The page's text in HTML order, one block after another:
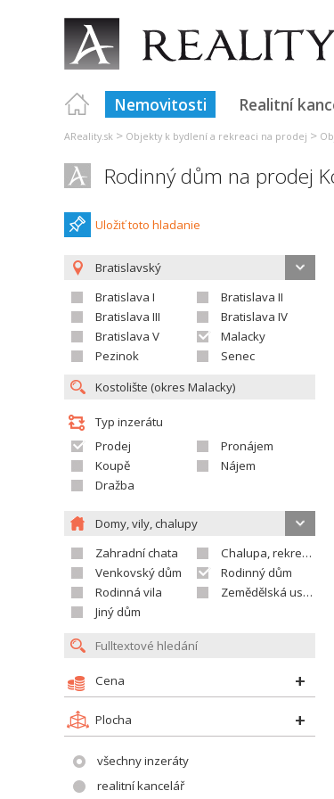
Nemovitosti Realitní
AReality.sk > Objekty k bydlení a rekreaci na prodej >
Rodinný dům na prodej
Uložiť toto hladanie
Bratislavský
Bratislava I
Bratislava II
Bratislava III
Bratislava IV
Bratislava V
Malacky
Pezinok
Senec
Typ inzerátu
Prodej
Pronájem
Koupě
Nájem
Dražba
Domy, vily, chalupy
Zahradní chata
Chalupa, rekreační domek
Venkovský dům
Rodinný dům
Rodinná vila
Zemědělská usedlost
Jiný dům
Cena
Plocha
všechny inzeráty
realitní kancelář